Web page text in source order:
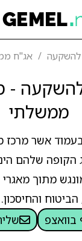
אג"ח
-
ממשלתי
אשר מרכז
הקופה שלהם
מתוך
והחיסכון.
בוואצפ